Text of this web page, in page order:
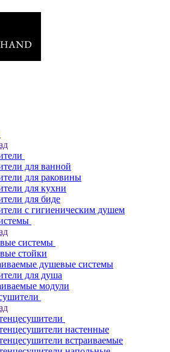
для ванной
для раковины
для кухни
для биде
с гигиеническим душем
системы
стойки
душевые системы
для душа
модули
настенные
встраиваемые